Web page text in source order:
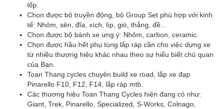
lốp.
Chọn được bộ truyền động, bộ Group Set phù hợp với kinh
tế: Nhôm, sên, đĩa, xích, líp, giò, thắng, đề…
Chọn được bộ bánh xe ưng ý: Nhôm, carbon, ceramic.
Chọn được hầu hết phụ tùng lắp ráp cần cho việc dựng xe
từ nhiều thương hiệu khác nhau theo sự hiểu biết chủ quan
của Bạn.
Toan Thang cycles chuyên build xe road, lắp xe đạp
Pinarello F10, F12, F14, lắp ráp mtb.
Các thương hiệu Toan Thang Cycles hiện đang có như:
Giant, Trek, Pinarello, Specialized, S-Works, Colnago,